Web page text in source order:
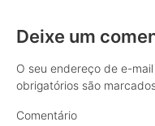
Deixe um
O seu endereço de e-
obrigatórios são
Comentário